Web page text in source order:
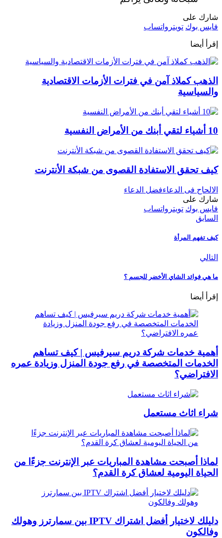
شارك على
فايس بوك تويتر واتساب
إقرأ أيضا
الذهب كملاذ آمن في فترات الأزمات الاقتصادية
والسياسية
10 أشياء لتقي أبنك من الأمراض النفسية
كيف تحقق الاستفادة القصوى من شبكة الأنترنت
الالحاح فى الدعاءفضل الدعاء
شارك على
فايس بوك تويتر واتساب
السابق
كيف تفهم المرأة
التالي
ما هي فوائد الشاي الأخضر للجسم ؟
إقرأ أيضا
أهمية خدمات شركة دريم سيرفيس | كيف تساهم
الخدمات المتخصصة في رفع جودة المنزل وزيادة عمره
الافتراضي؟
شراء اثاث مستعمل
لماذا أصبحت مشاهدة المباريات عبر الإنترنت جزءًا من
الحياة اليومية لعشاق كرة القدم؟
دليلك لاختيار أفضل اشتراك IPTV بين سمارترز وهولك
وفالكون